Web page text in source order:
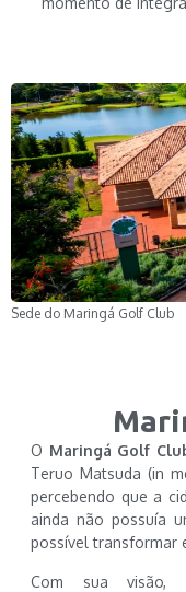
Sede do Maringá Golf Club
O Maringá Golf
Teruo Matsuda (in
percebendo que a
ainda não possuía
possível transformar
Com sua visão,